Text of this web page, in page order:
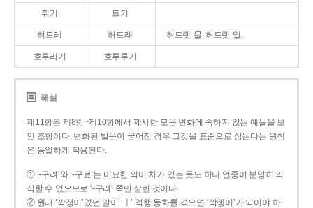
튀기 트기
허드레 허드래 허드렛-물, 허드렛-일.
호루라기 호루루기
해설
제11항은 제8항~제10항에서 제시한 모음 변화에 속하지 않는 예들을 보
인 조항이다. 변화된 발음이 굳어진 경우 그것을 표준으로 삼는다는 원칙
은 동일하게 적용된다.
① ‘-구려’와 ‘-구료’는 미묘한 의미 차가 있는 듯도 하나 언중이 분명히 의
식할 수 없으므로 ‘-구려’ 쪽만 살린 것이다.
② 원래 ‘깍정이’였던 말이 ‘ㅣ’ 역행 동화를 겪으면 ‘깍젱이’가 되어야 하